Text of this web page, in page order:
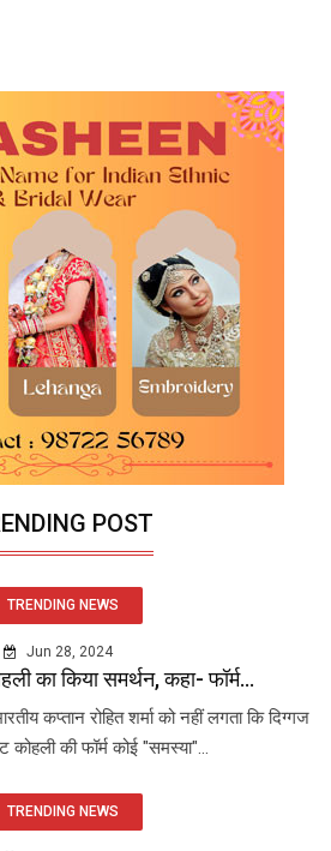
POST
TRENDING NEWS
Jun 28, 2024
का किया समर्थन, कहा- फॉर्म...
कप्तान रोहित शर्मा को नहीं लगता कि दिग्गज
कोहली की फॉर्म कोई "समस्या"...
TRENDING NEWS